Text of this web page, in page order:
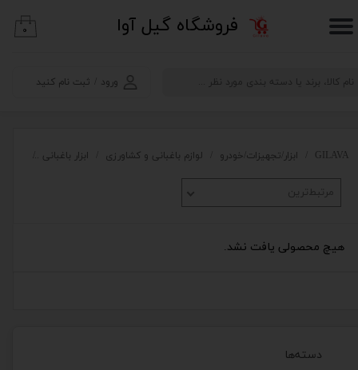
​فروشگاه گیل آوا
ورود ثبت نام کنید
حساب کاربری من
۰
دسته‌ها
GILAVA ابزار/تجهیزات/خودرو لوازم باغبانی و کشاورزی ابزار باغبانی
مرتبط‌ترین
هیچ محصولی یافت نشد.